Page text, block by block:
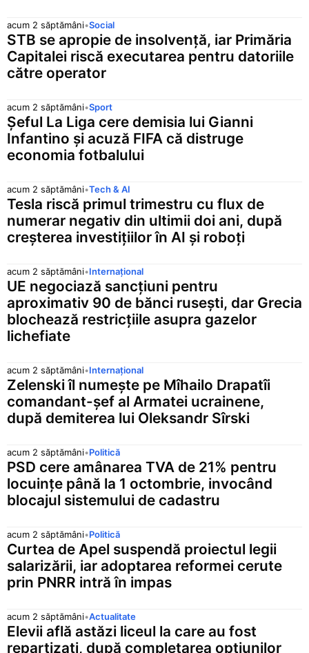
acum 2 săptămâni•Social
STB se apropie de insolvență, iar Primăria
Capitalei riscă executarea pentru datoriile
către operator
acum 2 săptămâni•Sport
Șeful La Liga cere demisia lui Gianni
Infantino și acuză FIFA că distruge
economia fotbalului
acum 2 săptămâni•Tech & AI
Tesla riscă primul trimestru cu flux de
numerar negativ din ultimii doi ani, după
creșterea investițiilor în AI și roboți
acum 2 săptămâni•Internațional
UE negociază sancțiuni pentru
aproximativ 90 de bănci rusești, dar Grecia
blochează restricțiile asupra gazelor
lichefiate
acum 2 săptămâni•Internațional
Zelenski îl numește pe Mîhailo Drapatîi
comandant-șef al Armatei ucrainene,
după demiterea lui Oleksandr Sîrski
acum 2 săptămâni•Politică
PSD cere amânarea TVA de 21% pentru
locuințe până la 1 octombrie, invocând
blocajul sistemului de cadastru
acum 2 săptămâni•Politică
Curtea de Apel suspendă proiectul legii
salarizării, iar adoptarea reformei cerute
prin PNRR intră în impas
acum 2 săptămâni•Actualitate
Elevii află astăzi liceul la care au fost
repartizați, după completarea opțiunilor